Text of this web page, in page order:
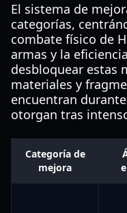
El sistema de
categorías,
combate físico de
armas y la
desbloquear estas
materiales y
encuentran
otorgan tras
Categoría de
mejora